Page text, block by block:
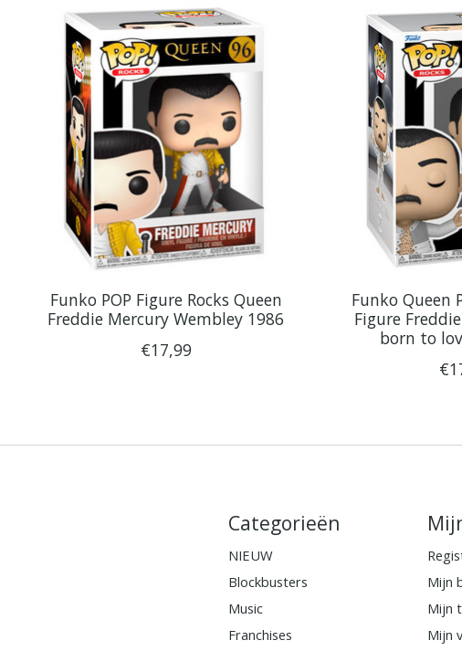
Items van productcarrousel
Funko POP Figure Rocks Queen
Freddie Mercury Wembley 1986
€17,99
Funko Queen
Figure
born to
Categorieën
NIEUW
Blockbusters
Music
Franchises
Mijn
Mijn
Mijn